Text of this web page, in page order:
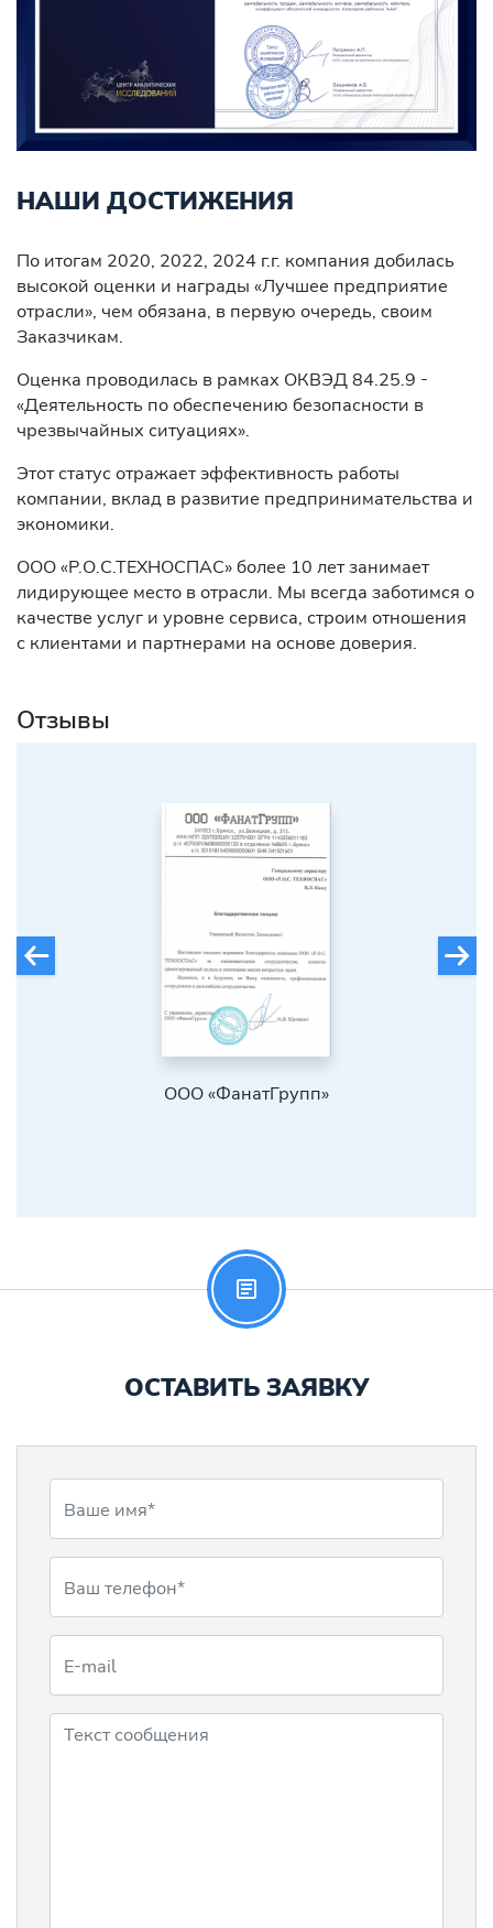
НАШИ ДОСТИЖЕНИЯ
По итогам 2020, 2022, 2024 г.г. компания добилась
высокой оценки и награды «Лучшее предприятие
отрасли», чем обязана, в первую очередь, своим
Заказчикам.
Оценка проводилась в рамках ОКВЭД 84.25.9 -
«Деятельность по обеспечению безопасности в
чрезвычайных ситуациях».
Этот статус отражает эффективность работы
компании, вклад в развитие предпринимательства и
экономики.
ООО «Р.О.С.ТЕХНОСПАС» более 10 лет занимает
лидирующее место в отрасли. Мы всегда заботимся о
качестве услуг и уровне сервиса, строим отношения
с клиентами и партнерами на основе доверия.
Отзывы
ООО «ФанатГрупп»
ОСТАВИТЬ ЗАЯВКУ